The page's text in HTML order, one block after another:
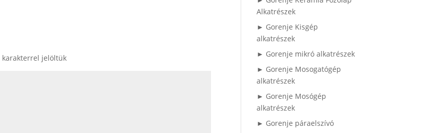
karakterrel jelöltük
Alkatrészek
► Gorenje Kisgép
alkatrészek
► Gorenje mikró alkatrészek
► Gorenje Mosogatógép
alkatrészek
► Gorenje Mosógép
alkatrészek
► Gorenje páraelszívó